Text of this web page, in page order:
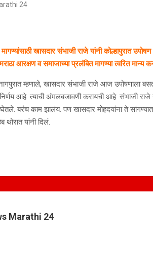
24
मागण्यांसाठी खासदार संभाजी राजे यांनी कोल्हापुरात
आरक्षण व समाजाच्या प्रलंबित मागण्या त्वरित मान्य
म्हणाले, खासदार संभाजी राजे आज उपोषणाला
निर्णय आहे. त्याची अंमलबजावणी करायची आहे. संभाजी
बरंच काम झालंय. पण खासदार मोहदयांना ते
यांनी दिलं.
Marathi 24